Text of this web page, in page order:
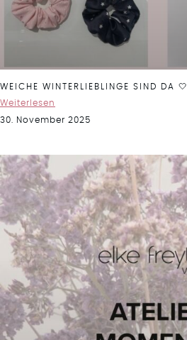
WEICHE WINTERLIEBLINGE SIND DA 🤍
Weiterlesen
30. November 2025